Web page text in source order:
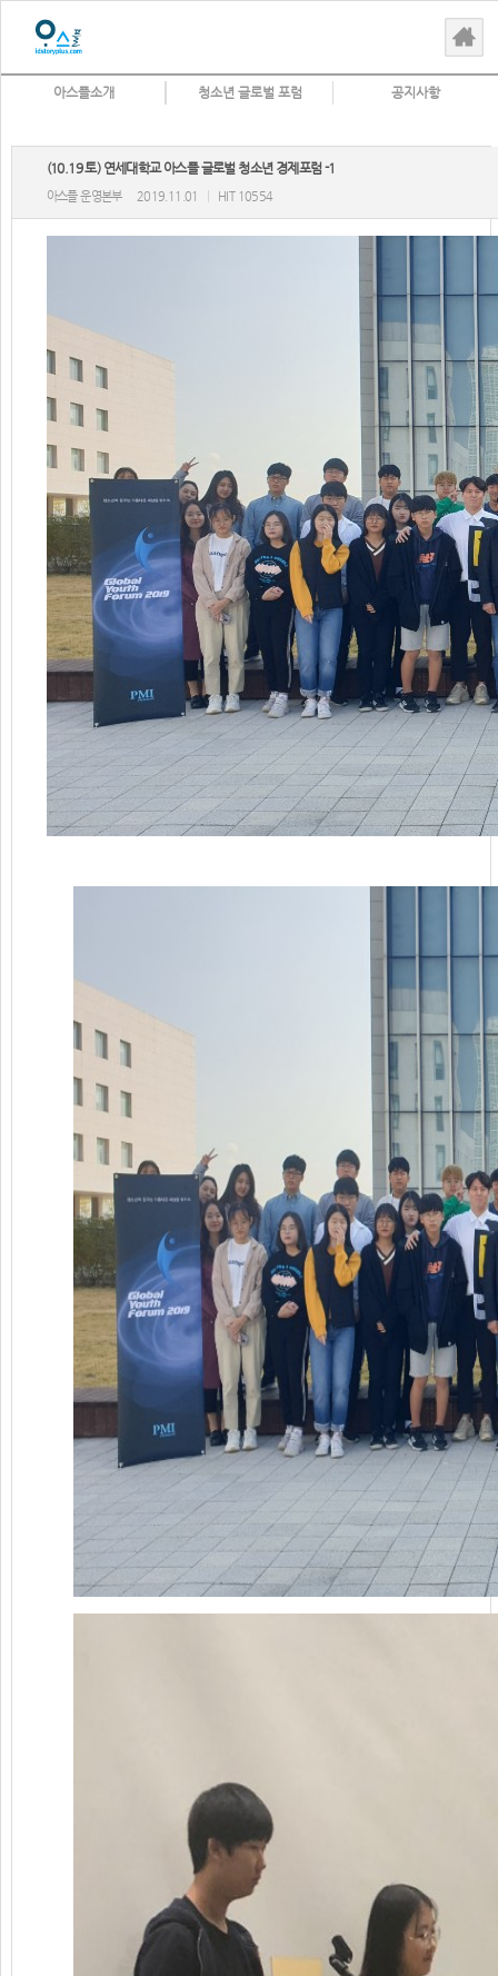
아스플소개 청소년 글로벌 포럼 공지사항
(10.19 토) 연세대학교 아스플 글로벌 청소년 경제포럼 -1
아스플 운영본부 2019.11.01 HIT 10554